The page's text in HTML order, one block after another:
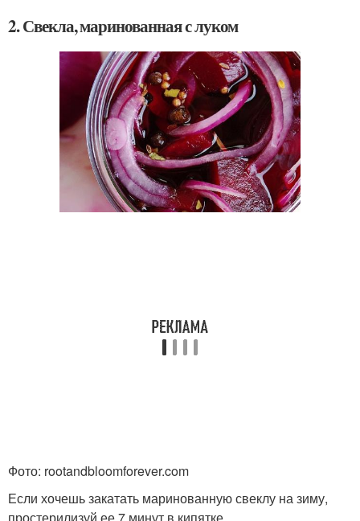
2. Свекла, маринованная с луком
Фото: rootandbloomforever.com
Если хочешь закатать маринованную свеклу на зиму,
простерилизуй ее 7 минут в кипятке.